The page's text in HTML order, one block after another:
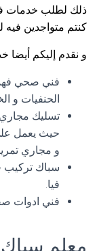
ذلك لطلب خدمات
كنتم متواجدين فيه
و نقدم إليكم أيضا
فني صحي فهد
الحنفيات و
تسليك
حيث يعمل
و مجاري
سباك تركيب
فيا.
فني ادوات
معلم